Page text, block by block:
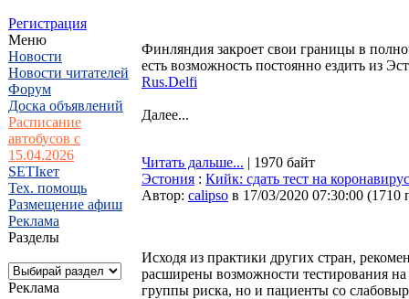
Регистрация
Меню
Новости
Новости читателей
Форум
Доска объявлений
Расписание
автобусов с
15.04.2026
SETIкет
Тех. помощь
Размещение афиш
Реклама
Разделы
Реклама
Финляндия закроет свои границы в
есть возможность постоянно ездить из
Rus.Delfi
Далее...
Читать дальше... | 1970 байт
Эстония : Кийк: сдать тест на
Автор: calipso в 17/03/2020 07:30:00 (1710
Исходя из практики других стран,
расширены возможности тестирования
группы риска, но и пациенты со